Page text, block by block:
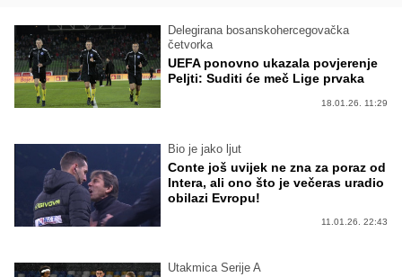
Delegirana bosanskohercegovačka
četvorka
UEFA ponovno ukazala povjerenje
Peljti: Suditi će meč Lige prvaka
18.01.26. 11:29
Bio je jako ljut
Conte još uvijek ne zna za poraz od
Intera, ali ono što je večeras uradio
obilazi Evropu!
11.01.26. 22:43
Utakmica Serije A